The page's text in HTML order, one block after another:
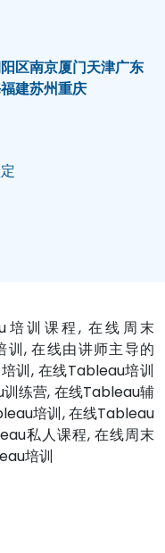
区南京厦门天津广东
福建苏州重庆
培训课程, 在线周末
, 在线由讲师主导的
训, 在线Tableau培训
练营, 在线Tableau辅
培训, 在线Tableau
私人课程, 在线周末
培训